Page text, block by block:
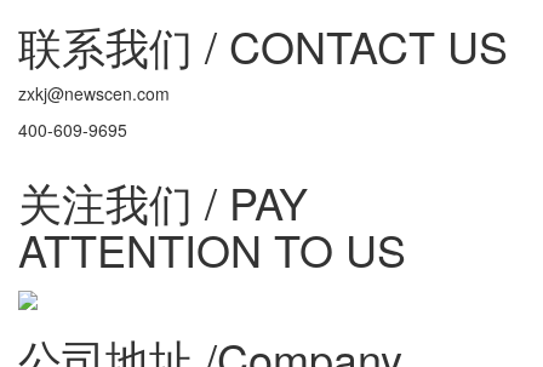
联系我们 / CONTACT US
zxkj@newscen.com
400-609-9695
关注我们 / PAY
ATTENTION TO US